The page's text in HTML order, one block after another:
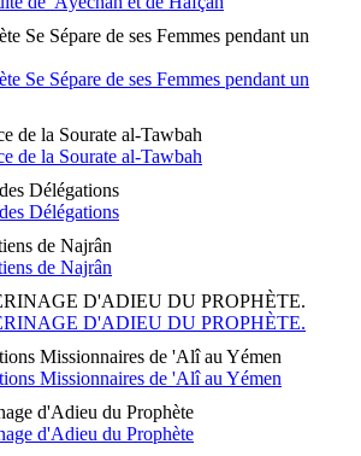
Se Sépare de ses Femmes pendant un
Se Sépare de ses Femmes pendant un
de la Sourate al-Tawbah
de la Sourate al-Tawbah
Délégations
Délégations
de Najrân
de Najrân
D'ADIEU DU PROPHÈTE.
D'ADIEU DU PROPHÈTE.
Missionnaires de 'Alî au Yémen
Missionnaires de 'Alî au Yémen
d'Adieu du Prophète
d'Adieu du Prophète